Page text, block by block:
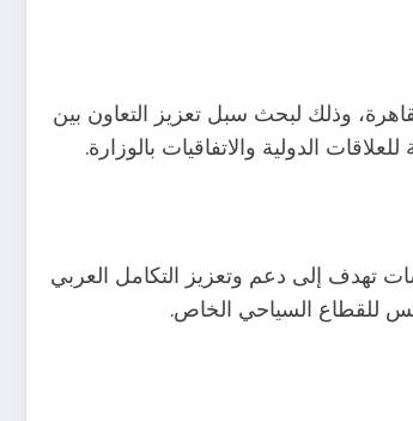
وذلك لبحث سبل تعزيز التعاون بين
الدولية والاتفاقيات بالوزارة.
تهدف إلى دعم وتعزيز التكامل العربي
للقطاع السياحي الخاص.